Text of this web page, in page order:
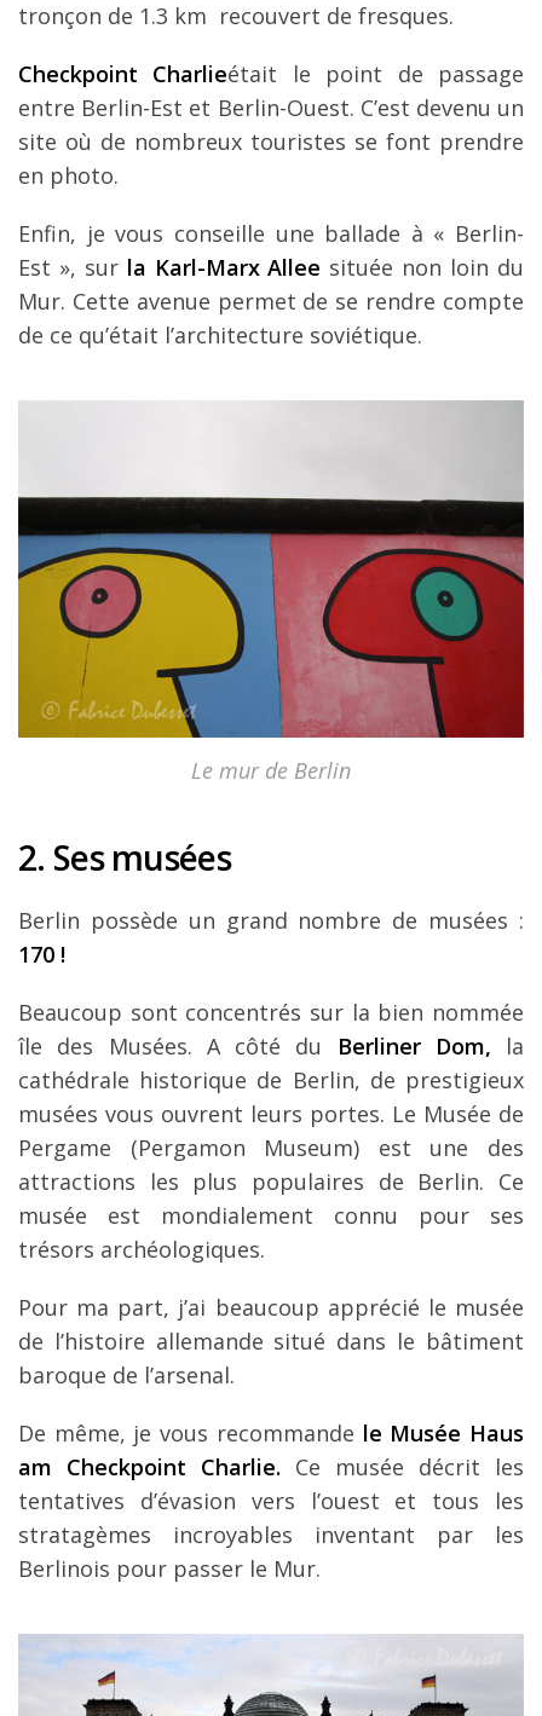
tronçon de 1.3 km recouvert de fresques.
Checkpoint Charlieétait le point de passage
entre Berlin-Est et Berlin-Ouest. C’est devenu un
site où de nombreux touristes se font prendre
en photo.
Enfin, je vous conseille une ballade à « Berlin-
Est », sur la Karl-Marx Allee située non loin du
Mur. Cette avenue permet de se rendre compte
de ce qu’était l’architecture soviétique.
Le mur de Berlin
2. Ses musées
Berlin possède un grand nombre de musées :
170 !
Beaucoup sont concentrés sur la bien nommée
île des Musées. A côté du
Berliner Dom, la
cathédrale historique de Berlin, de prestigieux
musées vous ouvrent leurs portes. Le Musée de
Pergame (Pergamon Museum) est une des
attractions les plus populaires de Berlin. Ce
musée est mondialement connu pour ses
trésors archéologiques.
Pour ma part, j’ai beaucoup apprécié le musée
de l’histoire allemande situé dans le bâtiment
baroque de l’arsenal.
De même, je vous recommande le Musée Haus
am Checkpoint Charlie. Ce musée décrit les
tentatives d’évasion vers l’ouest et tous les
stratagèmes incroyables inventant par les
Berlinois pour passer le Mur.